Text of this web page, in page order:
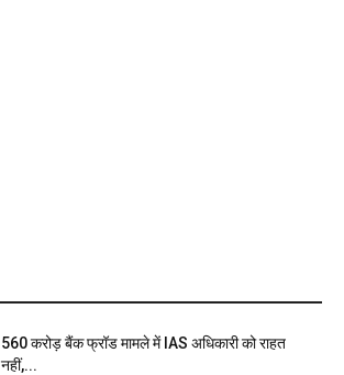
₹560 करोड़ बैंक फ्रॉड मामले में IAS अधिकारी को राहत
नहीं,...